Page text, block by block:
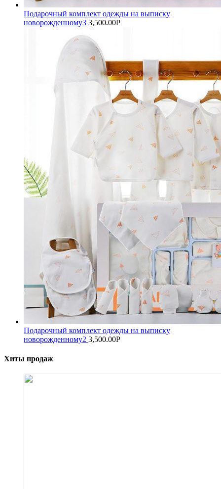
Подарочный комплект одежды на выписку
новорожденному3 3,500.00Р
Подарочный комплект одежды на выписку
новорожденному2 3,500.00Р
Хиты продаж